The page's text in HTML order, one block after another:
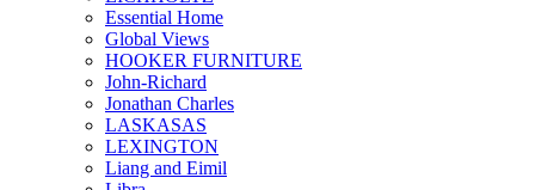
Essential Home
Global Views
HOOKER FURNITURE
John-Richard
Jonathan Charles
LASKASAS
LEXINGTON
Liang and Eimil